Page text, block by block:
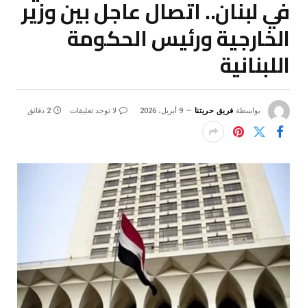
في لبنان.. اتصال عاجل بين وزير
الخارجية ورئيس الحكومة
اللبنانية
بواسطة فريق حريتنا 9 أبريل، 2026 لا توجد تعليقات 2 دقائق